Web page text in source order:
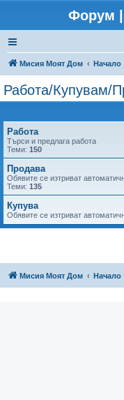
Форум
Мисия Моят Дом Начало
Работа/Купувам/
Работа
Tърси и предлага работа
Теми: 150
Продава
Обявите се изтриват
Теми: 135
Купува
Обявите се изтриват
Мисия Моят Дом Начало